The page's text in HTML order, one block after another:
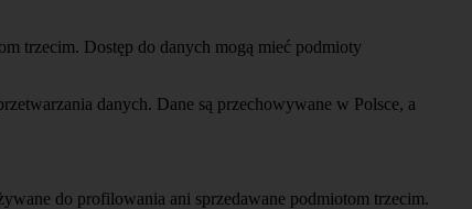
trzecim. Dostęp do danych mogą mieć podmioty
danych. Dane są przechowywane w Polsce, a
do profilowania ani sprzedawane podmiotom trzecim.